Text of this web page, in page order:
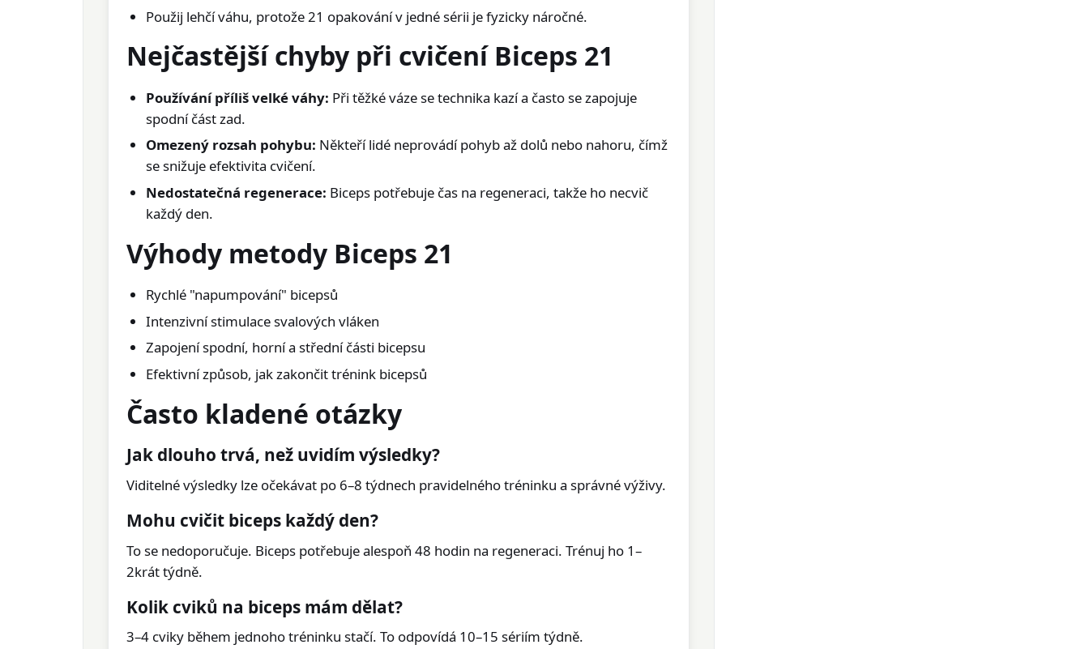
Použij lehčí váhu, protože 21 opakování v jedné sérii je fyzicky náročné.
Nejčastější chyby při cvičení Biceps 21
Používání příliš velké váhy: Při těžké váze se technika kazí a často se zapojuje
spodní část zad.
Omezený rozsah pohybu: Někteří lidé neprovádí pohyb až dolů nebo nahoru, čímž
se snižuje efektivita cvičení.
Nedostatečná regenerace: Biceps potřebuje čas na regeneraci, takže ho necvič
každý den.
Výhody metody Biceps 21
Rychlé "napumpování" bicepsů
Intenzivní stimulace svalových vláken
Zapojení spodní, horní a střední části bicepsu
Efektivní způsob, jak zakončit trénink bicepsů
Často kladené otázky
Jak dlouho trvá, než uvidím výsledky?
Viditelné výsledky lze očekávat po 6–8 týdnech pravidelného tréninku a správné výživy.
Mohu cvičit biceps každý den?
To se nedoporučuje. Biceps potřebuje alespoň 48 hodin na regeneraci. Trénuj ho 1–
2krát týdně.
Kolik cviků na biceps mám dělat?
3–4 cviky během jednoho tréninku stačí. To odpovídá 10–15 sériím týdně.